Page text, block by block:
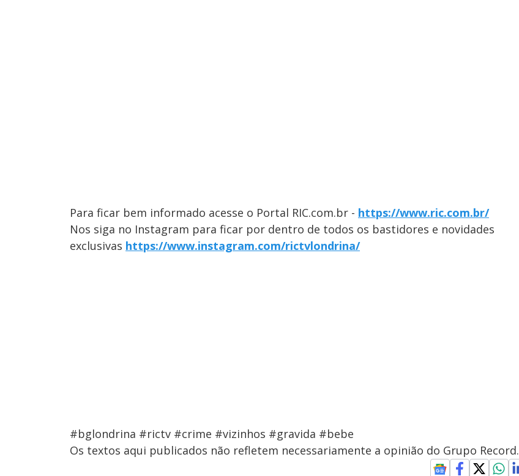
Para ficar bem informado acesse o Portal RIC.com.br - https://www.ric.com.br/
Nos siga no Instagram para ficar por dentro de todos os bastidores e novidades
exclusivas https://www.instagram.com/rictvlondrina/
#bglondrina #rictv #crime #vizinhos #gravida #bebe
Os textos aqui publicados não refletem necessariamente a opinião do Grupo Record.